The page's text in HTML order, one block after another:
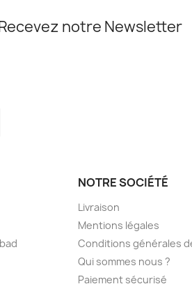
notre Newsletter
NOTRE SOCIÉTÉ
Livraison
Mentions légales
Conditions générales
Qui sommes nous ?
Paiement sécurisé